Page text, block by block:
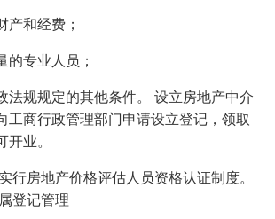
产和经费；
的专业人员；
法规规定的其他条件。 设立房地产中介
工商行政管理部门申请设立登记，领取
业。
行房地产价格评估人员资格认证制度。
登记管理